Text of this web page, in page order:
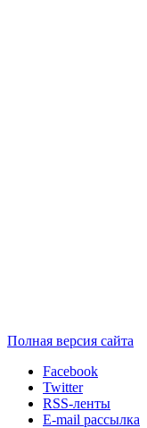
Полная версия сайта
Facebook
Twitter
RSS-ленты
E-mail рассылка